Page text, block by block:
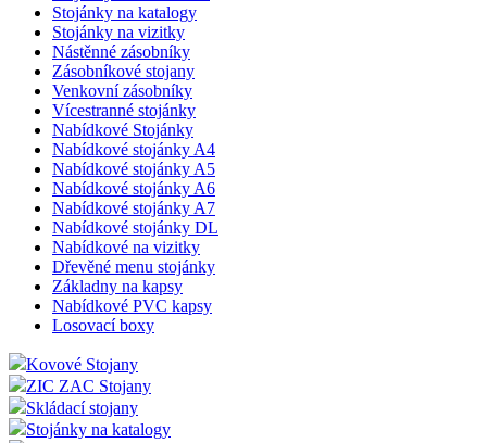
Stojánky na katalogy
Stojánky na vizitky
Nástěnné zásobníky
Zásobníkové stojany
Venkovní zásobníky
Vícestranné stojánky
Nabídkové Stojánky
Nabídkové stojánky A4
Nabídkové stojánky A5
Nabídkové stojánky A6
Nabídkové stojánky A7
Nabídkové stojánky DL
Nabídkové na vizitky
Dřevěné menu stojánky
Základny na kapsy
Nabídkové PVC kapsy
Losovací boxy
Kovové Stojany
ZIC ZAC Stojany
Skládací stojany
Stojánky na katalogy